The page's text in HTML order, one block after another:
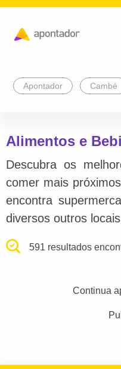
Apontador Cambé
Alimentos e
Descubra os
comer mais
encontra
diversos outros
591 resultados
Continua